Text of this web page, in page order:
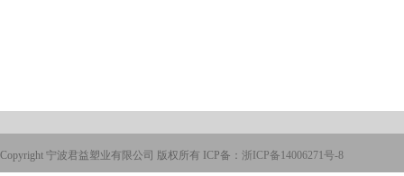
Copyright 宁波君益塑业有限公司 版权所有 ICP备： 浙ICP备14006271号-8